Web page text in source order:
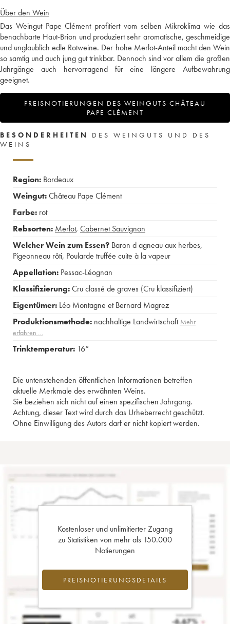
Über den Wein
Das Weingut Pape Clément profitiert vom selben Mikroklima wie das
benachbarte Haut-Brion und produziert sehr aromatische, geschmeidige
und unglaublich edle Rotweine. Der hohe Merlot-Anteil macht den Wein
so samtig und auch jung gut trinkbar. Dennoch sind vor allem die großen
Jahrgänge auch hervorragend für eine längere Aufbewahrung
geeignet.
PREISNOTIERUNGEN DES WEINGUTS CHÂTEAU
PAPE CLÉMENT
BESONDERHEITEN
DES WEINGUTS UND DES
WEINS
Region: Bordeaux
Weingut:Château Pape Clément
Farbe: rot
Rebsorten: Merlot, Cabernet Sauvignon
Welcher Wein zum Essen? Baron d agneau aux herbes,
Pigeonneau rôti, Poularde truffée cuite à la vapeur
Appellation: Pessac-Léognan
Klassifizierung:Cru classé de graves (Cru klassifiziert)
Eigentümer: Léo Montagne et Bernard Magrez
Produktionsmethode: nachhaltige Landwirtschaft Mehr
erfahren …
Trinktemperatur: 16°
Die untenstehenden öffentlichen Informationen betreffen
aktuelle Merkmale des erwähnten Weins.
Sie beziehen sich nicht auf einen spezifischen Jahrgang.
Achtung, dieser Text wird durch das Urheberrecht geschützt.
Ohne Einwilligung des Autors darf er nicht kopiert werden.
Kostenloser und unlimitierter Zugang
zu Statistiken von mehr als 150.000
Notierungen
PREISNOTIERUNGSDETAILS